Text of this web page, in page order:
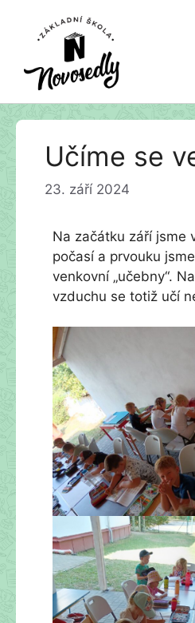
Přeskočit
Učíme se
23. září 2024
Na začátku září jsme
počasí a prvouku
venkovní „učebny“.
vzduchu se totiž učí